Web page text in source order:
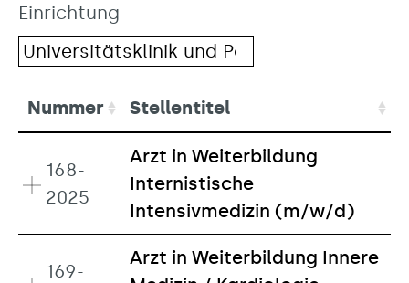
Einrichtung
Nummer Stellentitel
168-
2025
Arzt in Weiterbildung
Internistische
Intensivmedizin (m/w/d)
169-
Arzt in Weiterbildung Innere